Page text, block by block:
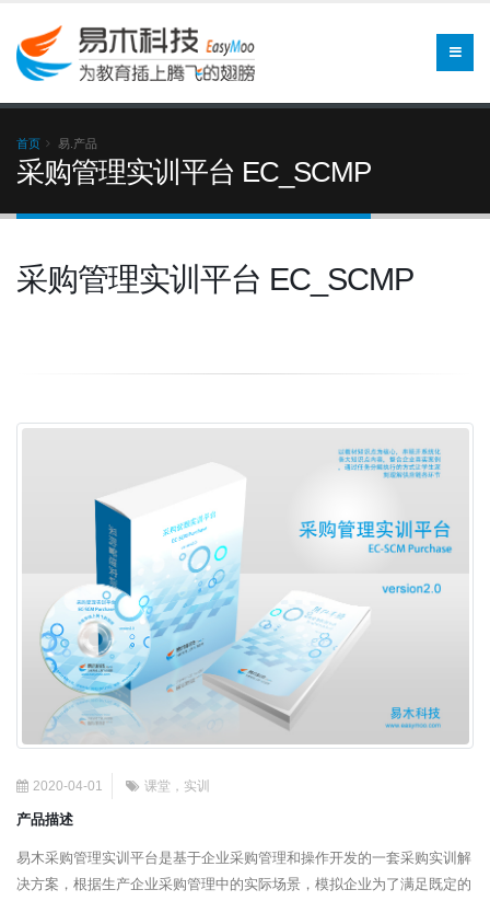
首页 易.产品
采购管理实训平台 EC_SCMP
采购管理实训平台 EC_SCMP
2020-04-01 课堂，实训
产品描述
易木采购管理实训平台是基于企业采购管理和操作开发的一套采购实训解
决方案，根据生产企业采购管理中的实际场景，模拟企业为了满足既定的